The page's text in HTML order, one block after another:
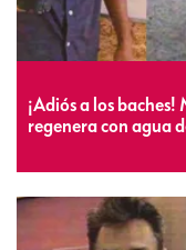
¡Adiós a los
regenera con agua